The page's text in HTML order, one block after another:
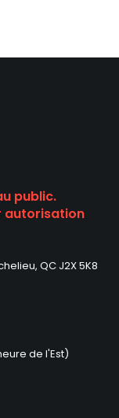
public.
autorisation
QC J2X 5K8
de l'Est)